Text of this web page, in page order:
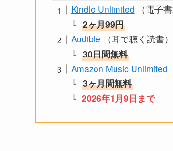
Kindle Unlimited
（電子
2ヶ月99円
Audible （耳で聴く読書）
30日間無料
Amazon Music Unlimited
3ヶ月間無料
2026年1月9日まで